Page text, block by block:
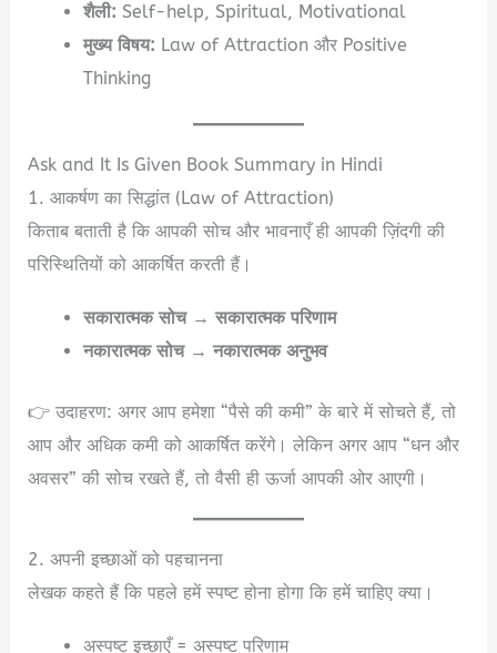
शैली: Self-help, Spiritual, Motivational
मुख्य विषय: Law of Attraction और Positive
Thinking
Ask and It Is Given Book Summary in Hindi
1. आकर्षण का सिद्धांत (Law of Attraction)
किताब बताती है कि आपकी सोच और भावनाएँ ही आपकी ज़िंदगी की
परिस्थितियों को आकर्षित करती हैं।
सकारात्मक सोच → सकारात्मक परिणाम
नकारात्मक सोच → नकारात्मक अनुभव
👉 उदाहरण: अगर आप हमेशा “पैसे की कमी” के बारे में सोचते हैं, तो
आप और अधिक कमी को आकर्षित करेंगे। लेकिन अगर आप “धन और
अवसर” की सोच रखते हैं, तो वैसी ही ऊर्जा आपकी ओर आएगी।
2. अपनी इच्छाओं को पहचानना
लेखक कहते हैं कि पहले हमें स्पष्ट होना होगा कि हमें चाहिए क्या।
अस्पष्ट इच्छाएँ = अस्पष्ट परिणाम